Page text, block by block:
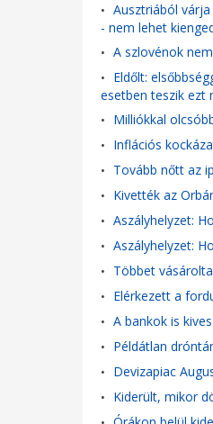
• Ausztriából
- nem lehet
• A szlovénok
• Eldőlt:
esetben teszik ezt
• Milliókkal
• Inflációs
• Tovább nőtt az
• Kivették az
• Aszályhelyzet:
• Aszályhelyzet:
• Többet
• Elérkezett a
• A bankok is
• Példátlan
• Devizapiac
• Kiderült, mikor